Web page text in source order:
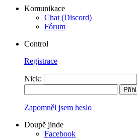
Komunikace
Chat (Discord)
Fórum
Control
Registrace
Nick:
Zapomněl jsem heslo
Doupě jinde
Facebook